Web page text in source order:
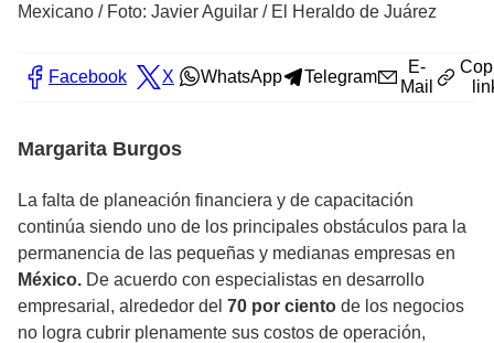
Mexicano / Foto: Javier Aguilar / El Heraldo de Juárez
Facebook X WhatsApp Telegram
E-
Mail
Margarita Burgos
La falta de planeación financiera y de capacitación
continúa siendo uno de los principales obstáculos para la
permanencia de las pequeñas y medianas empresas en
México. De acuerdo con especialistas en desarrollo
empresarial, alrededor del 70 por ciento de los negocios
no logra cubrir plenamente sus costos de operación,